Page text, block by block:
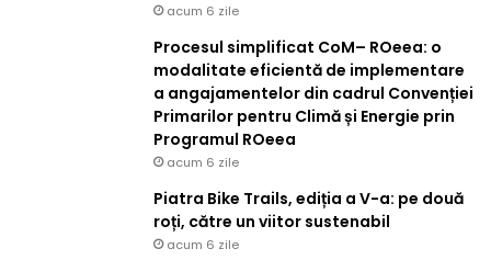
acum 6 zile
Procesul simplificat CoM– ROeea: o
modalitate eficientă de implementare
a angajamentelor din cadrul Convenției
Primarilor pentru Climă și Energie prin
Programul ROeea
acum 6 zile
Piatra Bike Trails, ediția a V-a: pe două
roți, către un viitor sustenabil
acum 6 zile